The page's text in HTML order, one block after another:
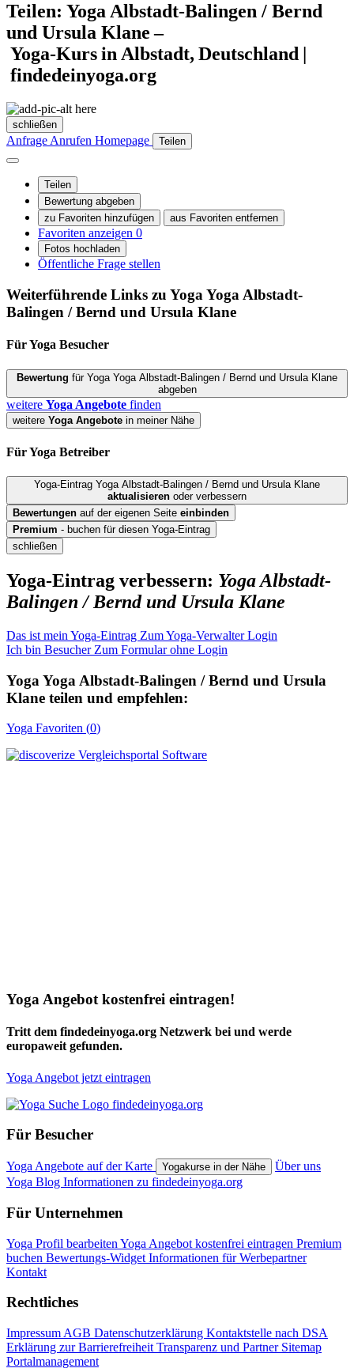
Teilen: Yoga Albstadt-Balingen / Bernd
und Ursula Klane –
Yoga‑Kurs in Albstadt, Deutschland |
findedeinyoga.org
schließen
Anfrage Anrufen Homepage Teilen
Teilen
Bewertung abgeben
zu Favoriten hinzufügen
aus Favoriten entfernen
Favoriten anzeigen 0
Fotos hochladen
Öffentliche Frage stellen
Weiterführende Links zu Yoga Yoga Albstadt-
Balingen / Bernd und Ursula Klane
Für Yoga Besucher
Bewertung für Yoga Yoga Albstadt-Balingen / Bernd und Ursula Klane
abgeben
weitere Yoga Angebote finden
weitere Yoga Angebote in meiner Nähe
Für Yoga Betreiber
Yoga-Eintrag Yoga Albstadt-Balingen / Bernd und Ursula Klane
aktualisieren oder verbessern
Bewertungen auf der eigenen Seite einbinden
Premium - buchen für diesen Yoga-Eintrag
schließen
Yoga-Eintrag verbessern: Yoga Albstadt-
Balingen / Bernd und Ursula Klane
Das ist mein Yoga-Eintrag Zum Yoga-Verwalter Login
Ich bin Besucher Zum Formular ohne Login
Yoga Yoga Albstadt-Balingen / Bernd und Ursula
Klane teilen und empfehlen:
Yoga Favoriten (0)
Yoga Angebot kostenfrei eintragen!
Tritt dem findedeinyoga.org Netzwerk bei und werde
europaweit gefunden.
Yoga Angebot jetzt eintragen
Für Besucher
Yoga Angebote auf der Karte Yogakurse in der Nähe
Über uns
Yoga Blog Informationen zu findedeinyoga.org
Für Unternehmen
Yoga Profil bearbeiten Yoga Angebot kostenfrei eintragen Premium
buchen Bewertungs-Widget Informationen für Werbepartner
Kontakt
Rechtliches
Impressum AGB Datenschutzerklärung Kontaktstelle nach DSA
Erklärung zur Barrierefreiheit Transparenz und Partner Sitemap
Portalmanagement